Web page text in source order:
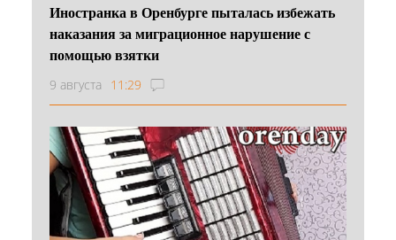
Иностранка в Оренбурге пыталась избежать
наказания за миграционное нарушение с
помощью взятки
9 августа 11:29